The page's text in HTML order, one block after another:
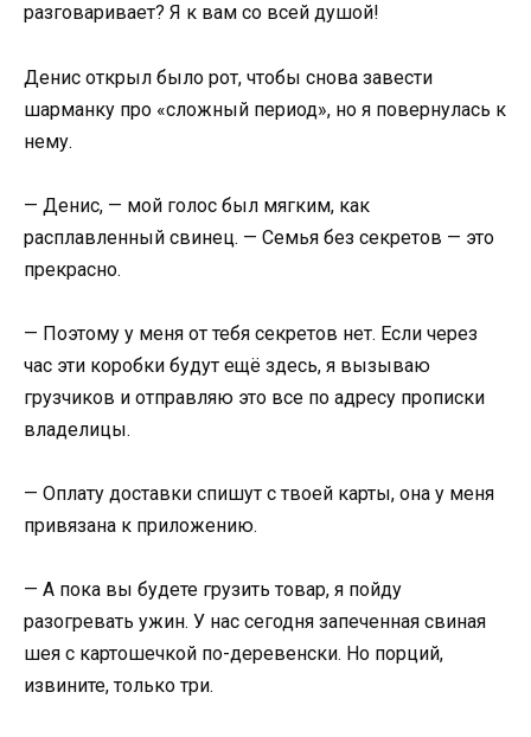
разговаривает? Я к вам со всей душой!
Денис открыл было рот, чтобы снова завести
шарманку про «сложный период», но я повернулась к
нему.
— Денис, — мой голос был мягким, как
расплавленный свинец. — Семья без секретов — это
прекрасно.
— Поэтому у меня от тебя секретов нет. Если через
час эти коробки будут ещё здесь, я вызываю
грузчиков и отправляю это все по адресу прописки
владелицы.
— Оплату доставки спишут с твоей карты, она у меня
привязана к приложению.
— А пока вы будете грузить товар, я пойду
разогревать ужин. У нас сегодня запеченная свиная
шея с картошечкой по-деревенски. Но порций,
извините, только три.